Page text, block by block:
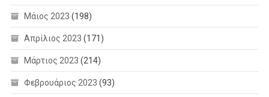
Μάιος 2023 (198)
Απρίλιος 2023 (171)
Μάρτιος 2023 (214)
Φεβρουάριος 2023 (93)